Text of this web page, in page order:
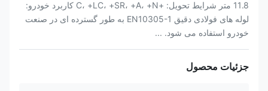
11.8 متر شرایط تحویل: +C، +LC، +SR، +A، +N کاربرد خودرو:
لوله های فولادی دقیق EN10305-1 به طور گسترده ای در صنعت
خودرو استفاده می شود. ...
جزئیات محصول